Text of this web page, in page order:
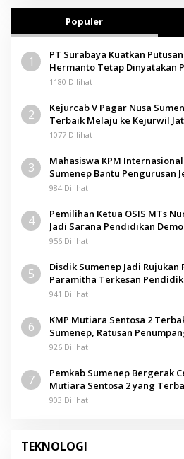
Populer
1
PT Surabaya Kuatkan
Hermanto Tetap Dinyatakan
Pamolokan
1180 Dilihat
2
Kejurcab V Pagar Nusa
Terbaik Melaju ke Kejurwil
1077 Dilihat
3
Mahasiswa KPM
Sumenep Bantu Pengurusan
984 Dilihat
4
Pemilihan Ketua OSIS MTs
Jadi Sarana Pendidikan
956 Dilihat
5
Disdik Sumenep Jadi Rujukan
Paramitha Terkesan
941 Dilihat
6
KMP Mutiara Sentosa 2
Sumenep, Ratusan
926 Dilihat
7
Pemkab Sumenep Bergerak
Mutiara Sentosa 2 yang
903 Dilihat
TEKNOLOGI